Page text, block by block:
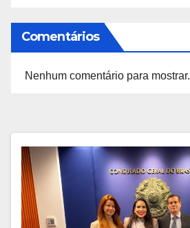
Comentários
Nenhum comentário para mostrar.